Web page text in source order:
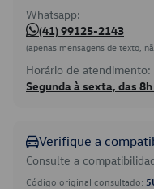
Whatsapp:
(41) 99125-2143
(apenas mensagens de texto,
Horário de atendimento:
Segunda à sexta, das
Verifique a
Consulte a
Código original consultado: